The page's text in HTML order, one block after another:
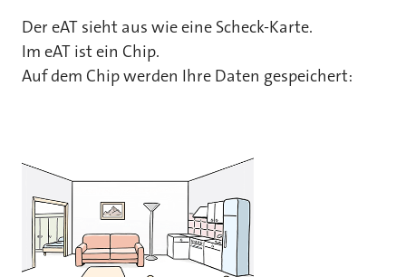
Der eAT sieht aus wie eine Scheck-Karte.
Im eAT ist ein Chip.
Auf dem Chip werden Ihre Daten gespeichert: